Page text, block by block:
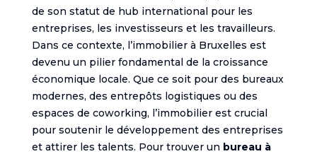
de son statut de hub international pour les
entreprises, les investisseurs et les travailleurs.
Dans ce contexte, l’immobilier à Bruxelles est
devenu un pilier fondamental de la croissance
économique locale. Que ce soit pour des bureaux
modernes, des entrepôts logistiques ou des
espaces de coworking, l’immobilier est crucial
pour soutenir le développement des entreprises
et attirer les talents. Pour trouver un bureau à